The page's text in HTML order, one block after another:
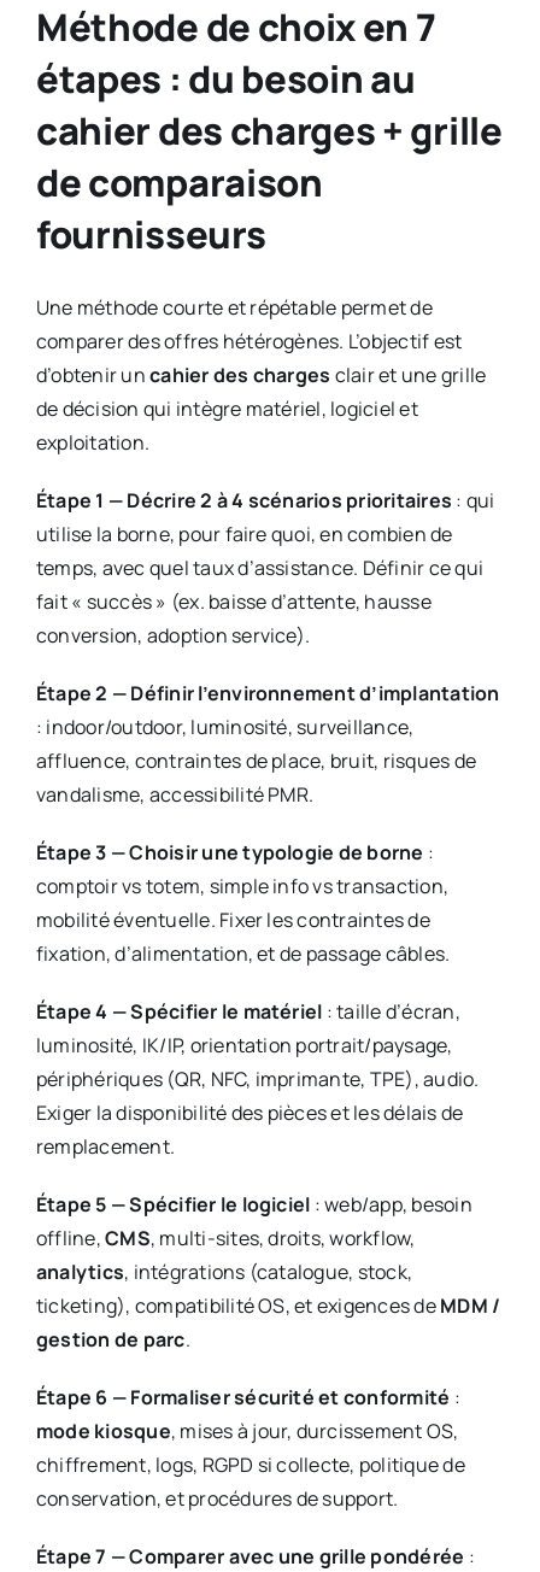
Méthode de choix en 7
étapes : du besoin au
cahier des charges + grille
de comparaison
fournisseurs
Une méthode courte et répétable permet de
comparer des offres hétérogènes. L’objectif est
d’obtenir uncahier des charges clair et une grille
de décision qui intègre matériel, logiciel et
exploitation.
Étape 1 — Décrire 2 à 4 scénarios prioritaires : qui
utilise la borne, pour faire quoi, en combien de
temps, avec quel taux d’assistance. Définir ce qui
fait « succès » (ex. baisse d’attente, hausse
conversion, adoption service).
Étape 2 — Définir l’environnement d’implantation
: indoor/outdoor, luminosité, surveillance,
affluence, contraintes de place, bruit, risques de
vandalisme, accessibilité PMR.
Étape 3 — Choisir une typologie de borne :
comptoir vs totem, simple info vs transaction,
mobilité éventuelle. Fixer les contraintes de
fixation, d’alimentation, et de passage câbles.
Étape 4 — Spécifier le matériel : taille d’écran,
luminosité, IK/IP, orientation portrait/paysage,
périphériques (QR, NFC, imprimante, TPE), audio.
Exiger la disponibilité des pièces et les délais de
remplacement.
Étape 5 — Spécifier le logiciel : web/app, besoin
offline,CMS, multi-sites, droits, workflow,
analytics, intégrations (catalogue, stock,
ticketing), compatibilité OS, et exigences deMDM /
gestion de parc.
Étape 6 — Formaliser sécurité et conformité :
mode kiosque, mises à jour, durcissement OS,
chiffrement, logs, RGPD si collecte, politique de
conservation, et procédures de support.
Étape 7 — Comparer avec une grille pondérée :